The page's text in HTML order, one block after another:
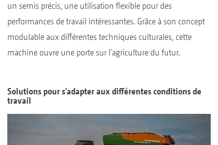
un semis précis, une utilisation flexible pour des
performances de travail intéressantes. Grâce à son concept
modulable aux différentes techniques culturales, cette
machine ouvre une porte sur l'agriculture du futur.
Solutions pour s’adapter aux différentes conditions de
travail